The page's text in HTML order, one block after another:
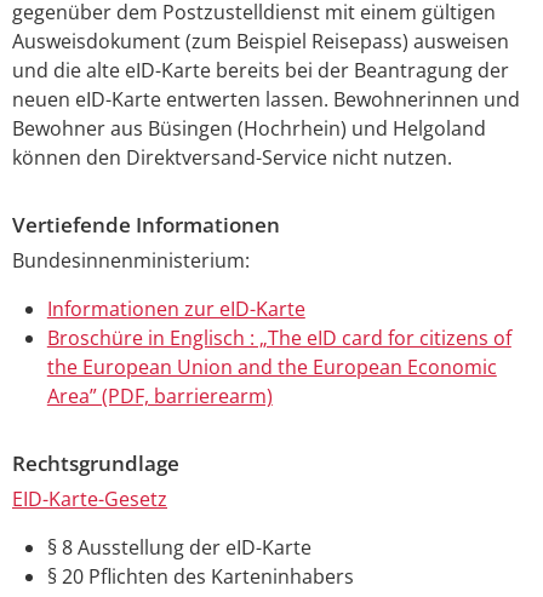
gegenüber dem Postzustelldienst mit einem gültigen
Ausweisdokument (zum Beispiel Reisepass) ausweisen
und die alte eID-Karte bereits bei der Beantragung der
neuen eID-Karte entwerten lassen. Bewohnerinnen und
Bewohner aus Büsingen (Hochrhein) und Helgoland
können den Direktversand-Service nicht nutzen.
Vertiefende Informationen
Bundesinnenministerium:
Informationen zur eID-Karte
Broschüre in Englisch : „The eID card for citizens of
the European Union and the European Economic
Area” (PDF, barrierearm)
Rechtsgrundlage
EID-Karte-Gesetz
§ 8 Ausstellung der eID-Karte
§ 20 Pflichten des Karteninhabers